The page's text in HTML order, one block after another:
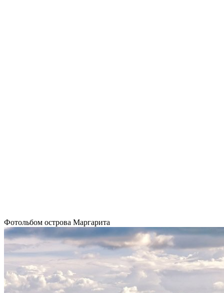
Фотольбом острова Маргарита